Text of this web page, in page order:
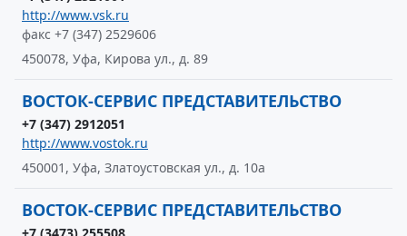
http://www.vsk.ru
факс +7 (347) 2529606
450078, Уфа, Кирова ул., д. 89
ВОСТОК-СЕРВИС ПРЕДСТАВИТЕЛЬСТВО
+7 (347) 2912051
http://www.vostok.ru
450001, Уфа, Златоустовская ул., д. 10а
ВОСТОК-СЕРВИС ПРЕДСТАВИТЕЛЬСТВО